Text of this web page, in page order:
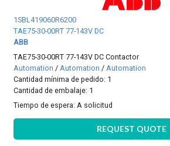
1SBL419060R6200
TAE75-30-00RT 77-143V DC
ABB
TAE75-30-00RT 77-143V DC Contactor
Automation / Automation / Automation
Cantidad mínima de pedido: 1
Cantidad de embalaje: 1
Tiempo de espera:A solicitud
REQUEST QUOTE